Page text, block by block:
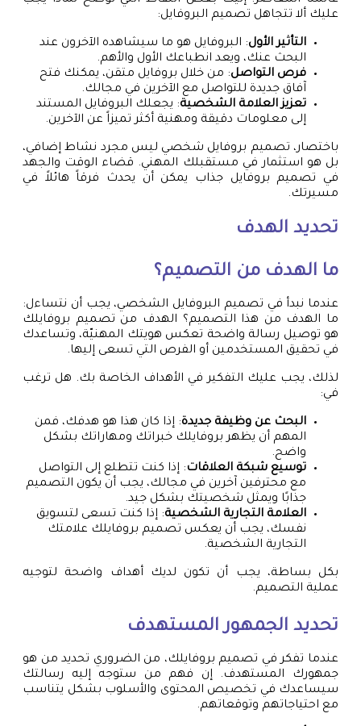
عليك ألا تتجاهل تصميم البروفايل:
التأثير الأول: البروفايل هو ما سيشاهده الآخرون عند
البحث عنك، ويعد انطباعك الأول والأهم.
فرص التواصل: من خلال بروفايل متقن، يمكنك فتح
آفاق جديدة للتواصل مع الآخرين في مجالك.
تعزيز العلامة الشخصية: يجعلك البروفايل المستند
إلى معلومات دقيقة ومهنية أكثر تميزاً عن الآخرين.
باختصار، تصميم بروفايل شخصي ليس مجرد نشاط إضافي،
بل هو استثمار في مستقبلك المهني. قضاء الوقت والجهد
في تصميم بروفايل جذاب يمكن أن يحدث فرقاً هائلاً في
مسيرتك.
تحديد الهدف
ما الهدف من التصميم؟
عندما نبدأ في تصميم البروفايل الشخصي، يجب أن نتساءل:
ما الهدف من هذا التصميم؟ الهدف من تصميم بروفايلك
هو توصيل رسالة واضحة تعكس هويتك المهنيّة، وتساعدك
في تحقيق المستخدمين أو الفرص التي تسعى إليها.
لذلك، يجب عليك التفكير في الأهداف الخاصة بك. هل ترغب
في:
البحث عن وظيفة جديدة: إذا كان هذا هو هدفك، فمن
المهم أن يظهر بروفايلك خبراتك ومهاراتك بشكل
واضح.
توسيع شبكة العلاقات: إذا كنت تتطلع إلى التواصل
مع محترفين آخرين في مجالك، يجب أن يكون التصميم
جذابًا ويمثل شخصيتك بشكل جيد.
العلامة التجارية الشخصية: إذا كنت تسعى لتسويق
نفسك، يجب أن يعكس تصميم بروفايلك علامتك
التجارية الشخصية.
بكل بساطة، يجب أن تكون لديك أهداف واضحة لتوجيه
عملية التصميم.
تحديد الجمهور المستهدف
عندما تفكر في تصميم بروفايلك، من الضروري تحديد من هو
جمهورك المستهدف. إن فهم من ستوجه إليه رسالتك
سيساعدك في تخصيص المحتوى والأسلوب بشكل يتناسب
مع احتياجاتهم وتوقعاتهم.